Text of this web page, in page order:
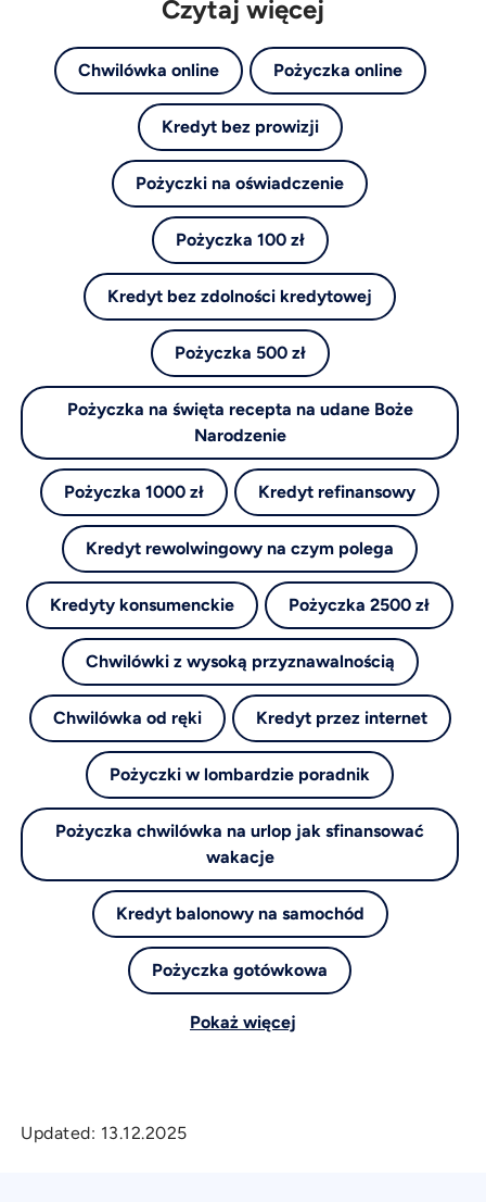
Czytaj więcej
Chwilówka online Pożyczka online
Kredyt bez prowizji
Pożyczki na oświadczenie
Pożyczka 100 zł
Kredyt bez zdolności kredytowej
Pożyczka 500 zł
Pożyczka na święta recepta na udane Boże
Narodzenie
Pożyczka 1000 zł Kredyt refinansowy
Kredyt rewolwingowy na czym polega
Kredyty konsumenckie Pożyczka 2500 zł
Chwilówki z wysoką przyznawalnością
Chwilówka od ręki Kredyt przez internet
Pożyczki w lombardzie poradnik
Pożyczka chwilówka na urlop jak sfinansować
wakacje
Kredyt balonowy na samochód
Pożyczka gotówkowa
Pokaż więcej
Updated: 13.12.2025